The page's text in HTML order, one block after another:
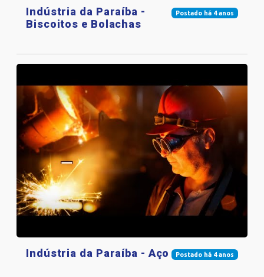
Postado há 4 anos
Indústria da Paraíba -
Biscoitos e Bolachas
Postado há 4 anos
Indústria da Paraíba - Aço